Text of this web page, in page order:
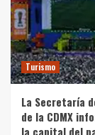
Turismo
La Secretaría
de la CDMX
la capital del